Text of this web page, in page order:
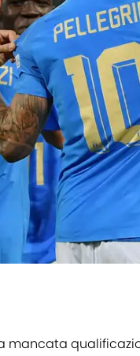
mancata